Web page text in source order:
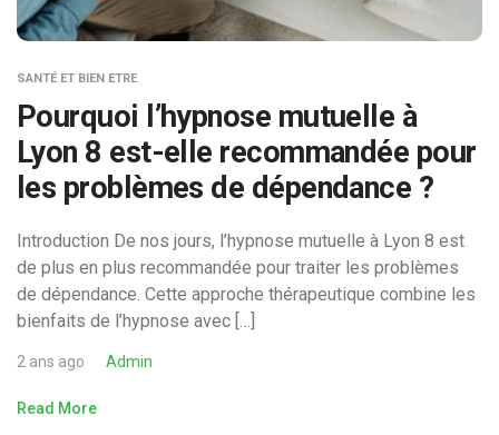
SANTÉ ET BIEN ETRE
Pourquoi l’hypnose mutuelle à
Lyon 8 est-elle recommandée pour
les problèmes de dépendance ?
Introduction De nos jours, l’hypnose mutuelle à Lyon 8 est
de plus en plus recommandée pour traiter les problèmes
de dépendance. Cette approche thérapeutique combine les
bienfaits de l’hypnose avec […]
2 ans ago Admin
Read More